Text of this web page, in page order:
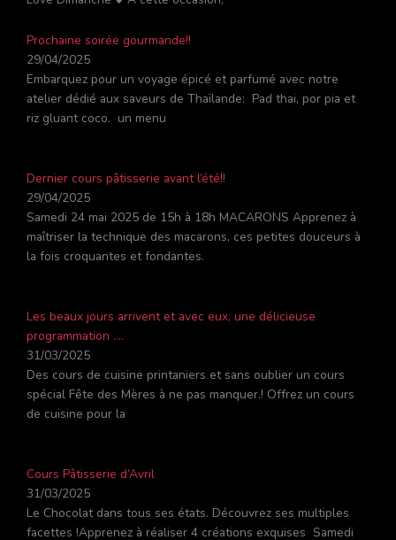
Prochaine soirée gourmande!!
29/04/2025
Embarquez pour un voyage épicé et parfumé avec notre
atelier dédié aux saveurs de Thaïlande: Pad thai, por pia et
riz gluant coco. un menu
Dernier cours pâtisserie avant l’été!!
29/04/2025
Samedi 24 mai 2025 de 15h à 18h MACARONS Apprenez à
maîtriser la technique des macarons, ces petites douceurs à
la fois croquantes et fondantes.
Les beaux jours arrivent et avec eux, une délicieuse
programmation ….
31/03/2025
Des cours de cuisine printaniers et sans oublier un cours
spécial Fête des Mères à ne pas manquer.! Offrez un cours
de cuisine pour la
Cours Pâtisserie d’Avril
31/03/2025
Le Chocolat dans tous ses états. Découvrez ses multiples
facettes !Apprenez à réaliser 4 créations exquises Samedi